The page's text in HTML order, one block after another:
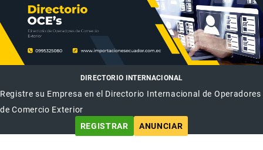
DIRECTORIO INTERNACIONAL
Registre su Empresa en el Directorio Internacional de Operadores
de Comercio Exterior
REGISTRAR
ANUNCIAR